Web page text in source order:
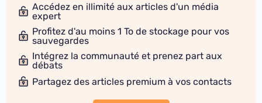
Accédez en illimité aux articles d'un média
expert
Profitez d'au moins 1 To de stockage pour vos
sauvegardes
Intégrez la communauté et prenez part aux
débats
Partagez des articles premium à vos contacts